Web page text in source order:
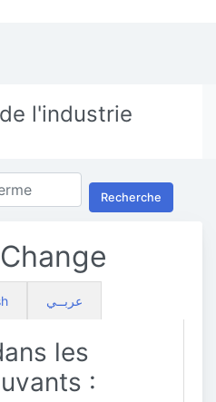
l'industrie
Recherche
عربــي
les
: